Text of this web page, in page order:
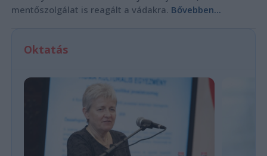
mentőszolgálat is reagált a vádakra. Bővebben...
Oktatás